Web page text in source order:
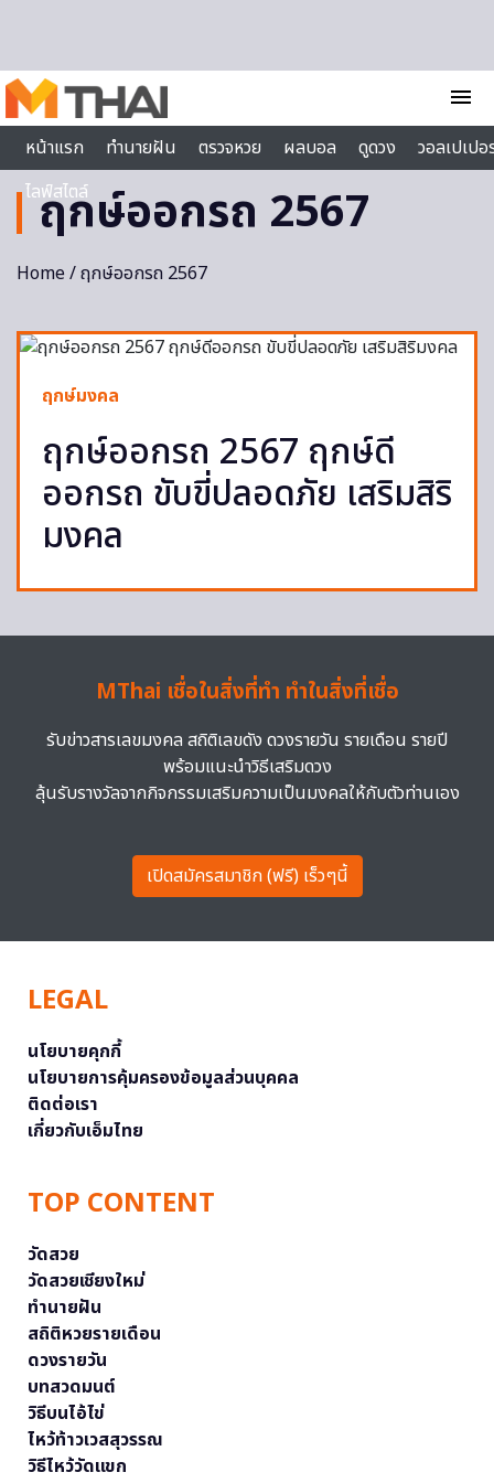
menu
หน้าแรก
ทำนายฝัน ตรวจหวย ผลบอล ดูดวง
วอลเปเป
ไลฟ์สไตล์
ฤกษ์ออกรถ 2567
Home/ ฤกษ์ออกรถ 2567
ฤกษ์มงคล
ฤกษ์ออกรถ 2567 ฤกษ์ดี
ออกรถ ขับขี่ปลอดภัย เสริมสิริ
มงคล
MThai เชื่อในสิ่งที่ทำ ทำในสิ่งที่เชื่อ
รับข่าวสารเลขมงคล สถิติเลขดัง ดวงรายวัน รายเดือน รายปี
พร้อมแนะนำวิธีเสริมดวง
ลุ้นรับรางวัลจากกิจกรรมเสริมความเป็นมงคลให้กับตัวท่านเอง
เปิดสมัครสมาชิก (ฟรี) เร็วๆนี้
LEGAL
นโยบายคุกกี้
นโยบายการคุ้มครองข้อมูลส่วนบุคคล
ติดต่อเรา
เกี่ยวกับเอ็มไทย
TOP CONTENT
วัดสวย
วัดสวยเชียงใหม่
ทำนายฝัน
สถิติหวยรายเดือน
ดวงรายวัน
บทสวดมนต์
วิธีบนไอ้ไข่
ไหว้ท้าวเวสสุวรรณ
วิธีไหว้วัดแขก